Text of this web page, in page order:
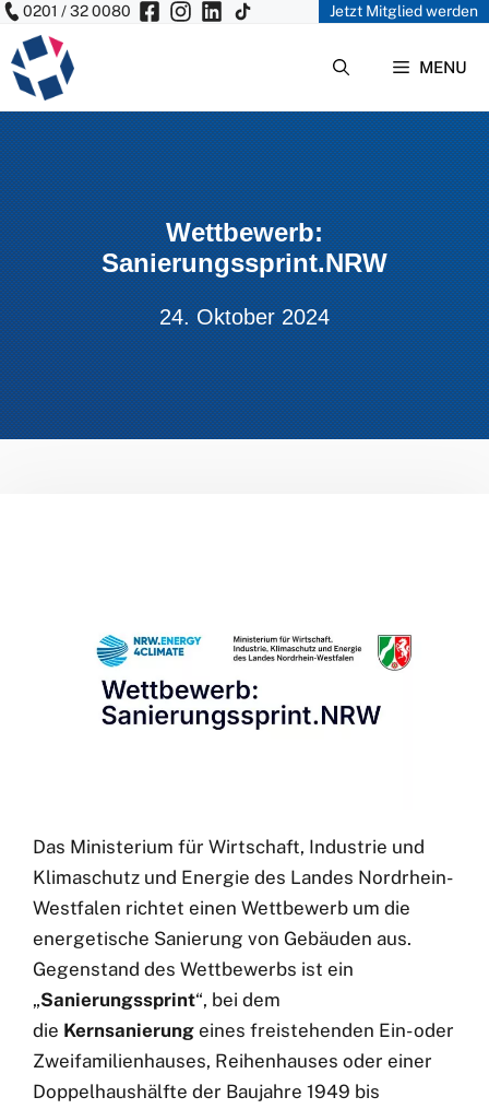
Zum
Inhalt
springen
0201 / 32 0080 Jetzt Mitglied werden
MENU
Wettbewerb:
Sanierungssprint.NRW
24. Oktober 2024
Das Ministerium für Wirtschaft, Industrie und
Klimaschutz und Energie des Landes Nordrhein-
Westfalen richtet einen Wettbewerb um die
energetische Sanierung von Gebäuden aus.
Gegenstand des Wettbewerbs ist ein
„Sanierungssprint“, bei dem
die Kernsanierung eines freistehenden Ein- oder
Zweifamilienhauses, Reihenhauses oder einer
Doppelhaushälfte der Baujahre 1949 bis